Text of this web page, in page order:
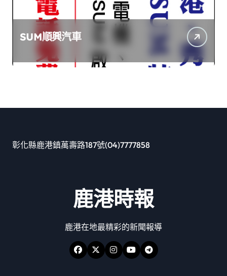
SUM順興汽車
彰化縣鹿港鎮萬壽路187號(04)7777858
鹿港時報
鹿港在地最精彩的新聞報導